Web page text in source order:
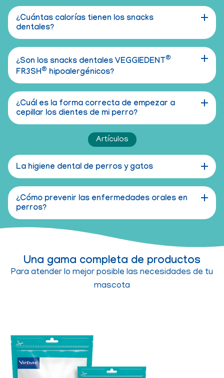
¿Cuántas calorías tienen los snacks
dentales?
¿Son los snacks dentales VEGGIEDENT ®
FR3SH® hipoalergénicos?
¿Cuál es la forma correcta de empezar a
cepillar los dientes de mi perro?
Artículos
La higiene dental de perros y gatos
¿Cómo prevenir las enfermedades orales en
perros?
Una gama completa de productos
Para atender lo mejor posible las necesidades de tu
mascota